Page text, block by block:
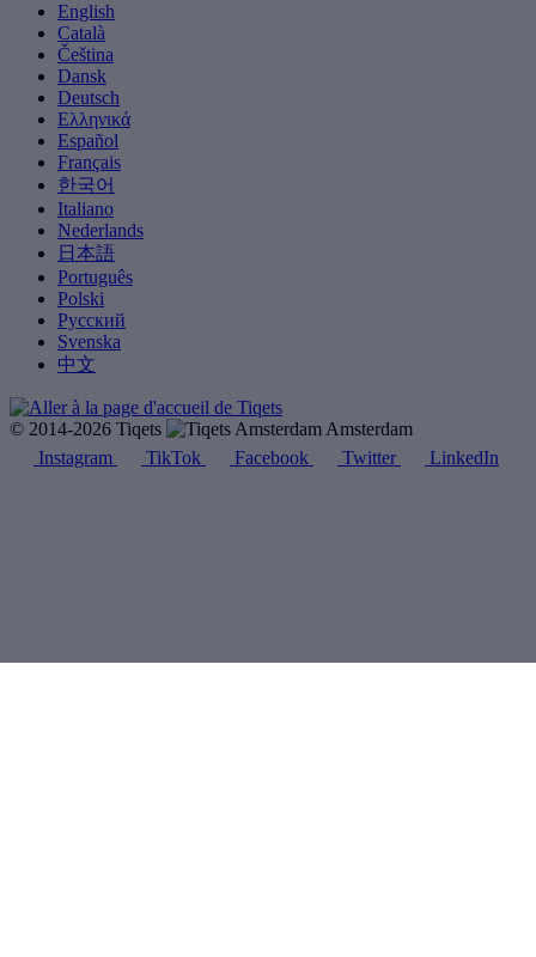
English
Català
Čeština
Dansk
Deutsch
Ελληνικά
Español
Français
한국어
Italiano
Nederlands
日本語
Português
Polski
Русский
Svenska
中文
© 2014-2026 Tiqets
Amsterdam
Instagram
TikTok Facebook Twitter LinkedIn